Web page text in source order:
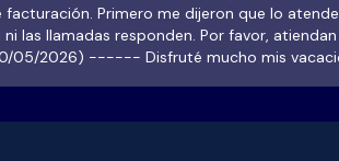
Primero me dijeron que lo atenderían pronto pero ahora
ni las llamadas responden. Por favor,
------ Disfruté mucho mis vacaciones aquí. Es un lugar
de todo. Todo es muy limpio y